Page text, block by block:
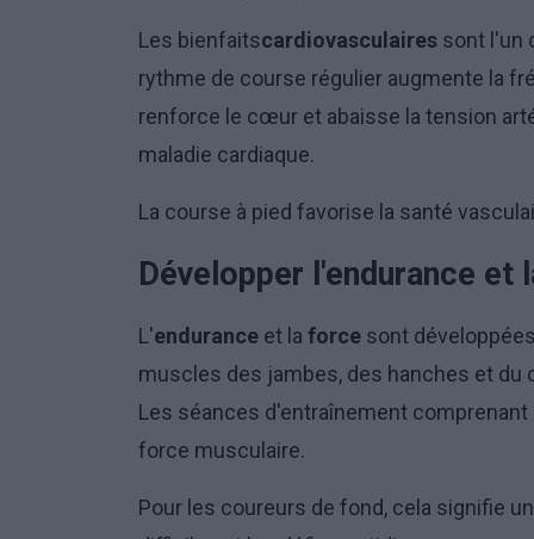
Les bienfaitscardiovasculaires sont l'un
rythme de course régulier augmente la
renforce le cœur et abaisse la tension
maladie cardiaque.
La course à pied favorise la santé
Développer l'endurance et
L'endurance et la force sont
muscles des jambes, des hanches et
Les séances d'entraînement
force musculaire.
Pour les coureurs de fond, cela signifie